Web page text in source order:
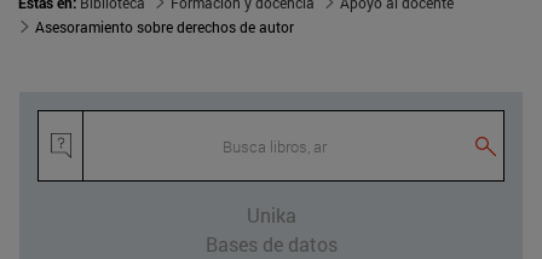
Asesoramiento sobre derechos de autor
Busca libros, art
Unika
Bases de datos